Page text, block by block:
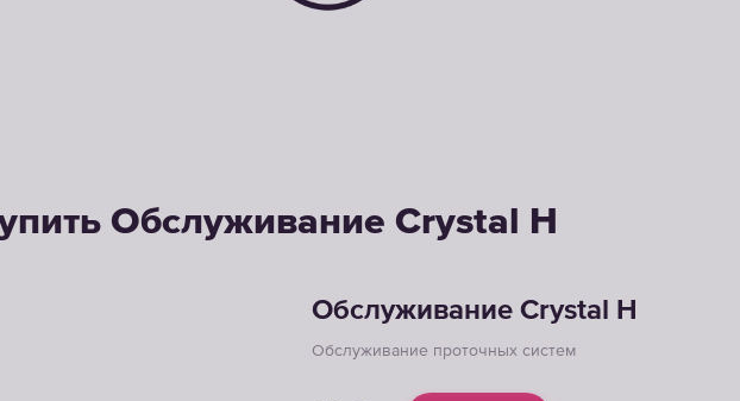
Обслуживание Crystal H
Обслуживание Crystal H
Обслуживание проточных систем